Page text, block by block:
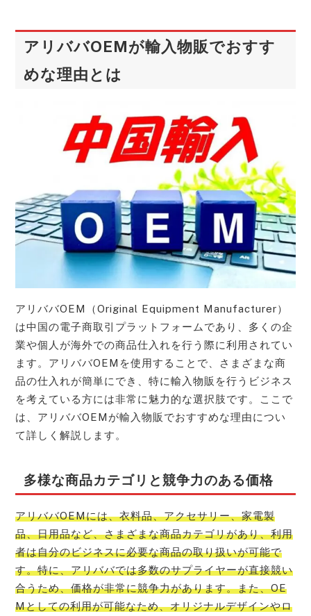
アリババOEMが輸入物販でおすす
めな理由とは
アリババOEM（Original Equipment Manufacturer）
は中国の電子商取引プラットフォームであり、多くの企
業や個人が海外での商品仕入れを行う際に利用されてい
ます。アリババOEMを使用することで、さまざまな商
品の仕入れが簡単にでき、特に輸入物販を行うビジネス
を考えている方には非常に魅力的な選択肢です。ここで
は、アリババOEMが輸入物販でおすすめな理由につい
て詳しく解説します。
多様な商品カテゴリと競争力のある価格
アリババOEMには、衣料品、アクセサリー、家電製
品、日用品など、さまざまな商品カテゴリがあり、利用
者は自分のビジネスに必要な商品の取り扱いが可能で
す。特に、アリババでは多数のサプライヤーが直接競い
合うため、価格が非常に競争力があります。また、OE
Mとしての利用が可能なため、オリジナルデザインやロ